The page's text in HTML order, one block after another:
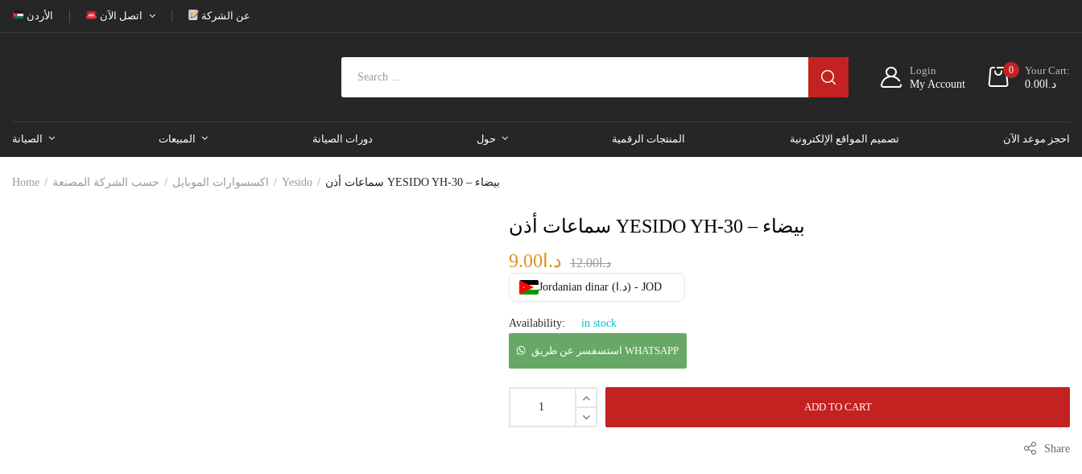
الأردن اتصل الآن عن الشركة
Login
My Account
0
Your Cart:
د.ا 0.00
الصيانة المبيعات دورات الصيانة حول المنتجات الرقمية تصميم المواقع الإلكترونية احجز موعد الآن
Home اكسسوارات الموبايل حسب الشركة المصنعة Yesido سماعات أذن YESIDO YH-30 – بيضاء
سماعات أذن YESIDO YH-30 – بيضاء
د.ا12.00 د.ا 9.00
Jordanian dinar (د.ا) - JOD
Availability: in stock
استسفسر عن طريق WHATSAPP
ADD TO CART
Share